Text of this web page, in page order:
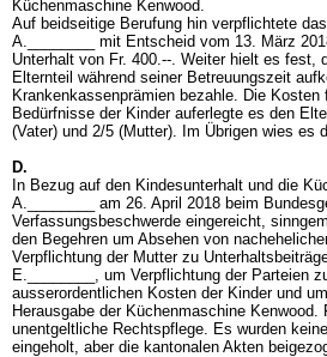
Küchenmaschine Kenwood.
Auf beidseitige Berufung hin verpflichtete
A.________ mit Entscheid vom 13. März
Unterhalt von Fr. 400.--. Weiter hielt es fest,
Elternteil während seiner Betreuungszeit
Krankenkassenprämien bezahle. Die
Bedürfnisse der Kinder auferlegte es den
(Vater) und 2/5 (Mutter). Im Übrigen wies es
D.
In Bezug auf den Kindesunterhalt und die
A.________ am 26. April 2018 beim
Verfassungsbeschwerde eingereicht,
den Begehren um Absehen von
Verpflichtung der Mutter zu
E.________, um Verpflichtung der Parteien
ausserordentlichen Kosten der Kinder und
Herausgabe der Küchenmaschine Kenwood.
unentgeltliche Rechtspflege. Es wurden
eingeholt, aber die kantonalen Akten